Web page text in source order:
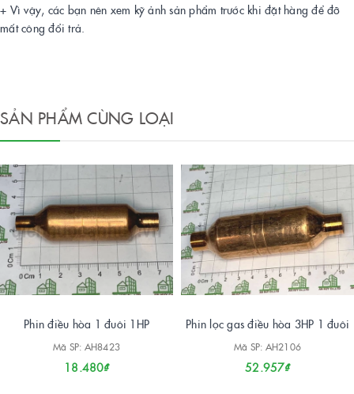
+ Vì vậy, các bạn nên xem kỹ ảnh sản phẩm trước khi đặt hàng để đỡ
mất công đổi trả.
SẢN PHẨM CÙNG LOẠI
Phin điều hòa 1 đuôi 1HP
Mã SP: AH8423
18.480₫
Phin lọc gas điều hòa 3HP 1 đuôi
Mã SP: AH2106
52.957₫